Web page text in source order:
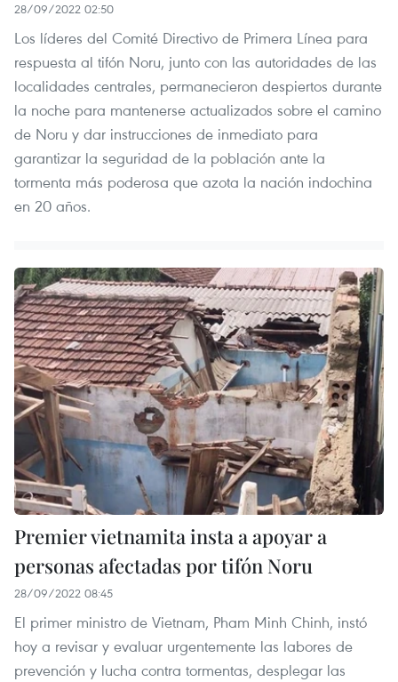
28/09/2022 02:50
Los líderes del Comité Directivo de Primera Línea para
respuesta al tifón Noru, junto con las autoridades de las
localidades centrales, permanecieron despiertos durante
la noche para mantenerse actualizados sobre el camino
de Noru y dar instrucciones de inmediato para
garantizar la seguridad de la población ante la
tormenta más poderosa que azota la nación indochina
en 20 años.
Premier vietnamita insta a apoyar a
personas afectadas por tifón Noru
28/09/2022 08:45
El primer ministro de Vietnam, Pham Minh Chinh, instó
hoy a revisar y evaluar urgentemente las labores de
prevención y lucha contra tormentas, desplegar las